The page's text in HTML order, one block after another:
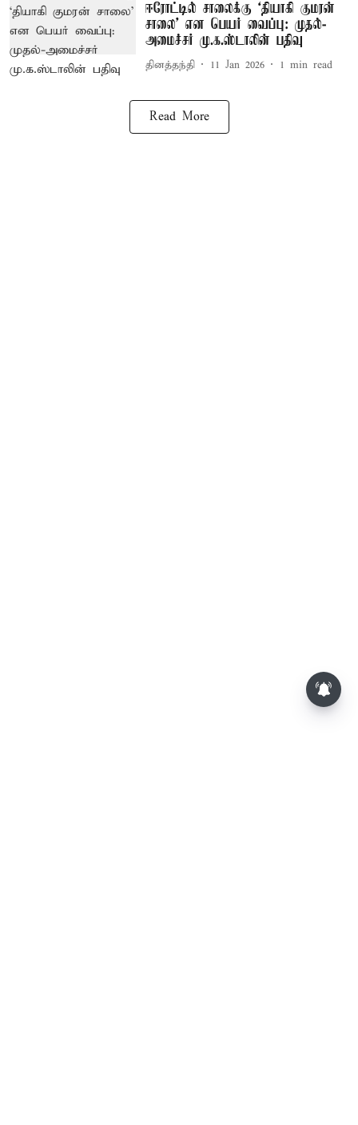
ஈரோட்டில் சாலைக்கு ‘தியாகி குமரன்
சாலை' என பெயர் வைப்பு: முதல்-
அமைச்சர் மு.க.ஸ்டாலின் பதிவு
தினத்தந்தி 11 Jan 2026 1 min read
Read More